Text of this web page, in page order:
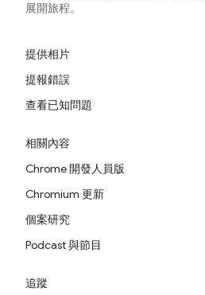
展開旅程。
提供相片
提報錯誤
查看已知問題
相關內容
Chrome 開發人員版
Chromium 更新
個案研究
Podcast 與節目
追蹤